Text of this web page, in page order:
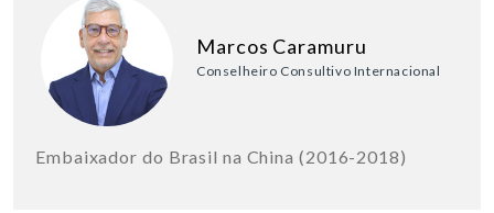
Marcos Caramuru
Conselheiro Consultivo Internacional
Embaixador do Brasil na China (2016-2018)